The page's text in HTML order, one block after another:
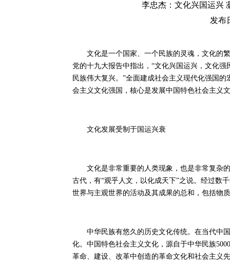
李忠杰：文化兴国运兴
发布
文化是一个国家、一个民族的灵魂，文化的繁
党的十九大报告中指出，“文化兴国运兴，文化
民族伟大复兴。”全面建成社会主义现代化强国
会主义文化强国，核心是发展中国特色社会主义
文化发展受制于国运兴衰
文化是非常重要的人类现象，也是非常复杂的
古代，有“观乎人文，以化成天下”之说。经过数
世界与主观世界的活动及其成果的总和，包括物
中华民族有悠久的历史文化传统。在当代中国
化。中国特色社会主义文化，源自于中华民族
革命、建设、改革中创造的革命文化和社会主义